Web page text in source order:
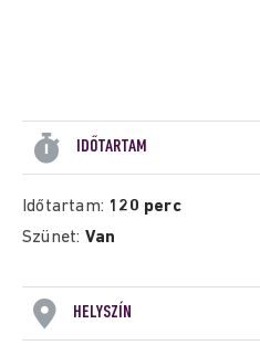
IDŐTARTAM
Időtartam: 120 perc
Szünet: Van
HELYSZÍN